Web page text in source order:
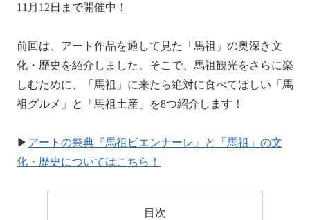
11月12日まで開催中！
前回は、アート作品を通して見た「馬祖」の奥深き文
化・歴史を紹介しました。そこで、馬祖観光をさらに楽
しむために、「馬祖」に来たら絶対に食べてほしい「馬
祖グルメ」と「馬祖土産」を8つ紹介します！
▶ アートの祭典『馬祖ビエンナーレ』と「馬祖」の文
化・歴史についてはこちら！
目次